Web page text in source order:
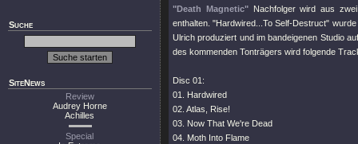
Suche
SiteNews
Review
Audrey Horne
Achilles
Special
"Death Magnetic"Nachfolger wird aus
enthalten. "Hardwired...To Self-Destruct"
Ulrich produziert und im bandeigenen Studio
des kommenden Tonträgers wird folgende
Disc 01:
01. Hardwired
02. Atlas, Rise!
03. Now That We're Dead
04. Moth Into Flame